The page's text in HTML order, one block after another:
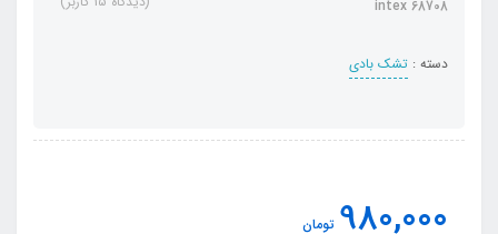
intex 68708
دسته : تشک بادی
980,000 تومان